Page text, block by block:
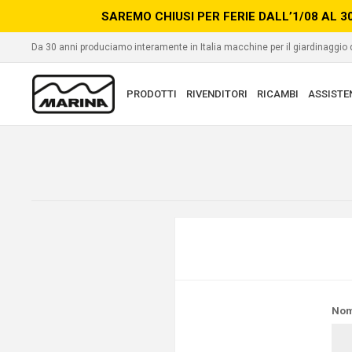
SAREMO CHIUSI PER FERIE DALL’1/08 AL
Da 30 anni produciamo interamente in Italia macchine per il
PRODOTTI RIVENDITORI RICAMBI